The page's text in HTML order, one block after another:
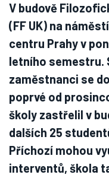
V budově
(FF UK) na
centru Prahy v
letního semestru.
zaměstnanci se
poprvé od
školy zastřelil v
dalších 25
Příchozí mohou
interventů, škola